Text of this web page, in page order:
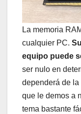
La memoria
cualquier PC.
equipo puede
ser nulo en
dependerá de
que le demos a
tema bastante